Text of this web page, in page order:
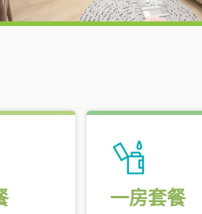
一房套餐